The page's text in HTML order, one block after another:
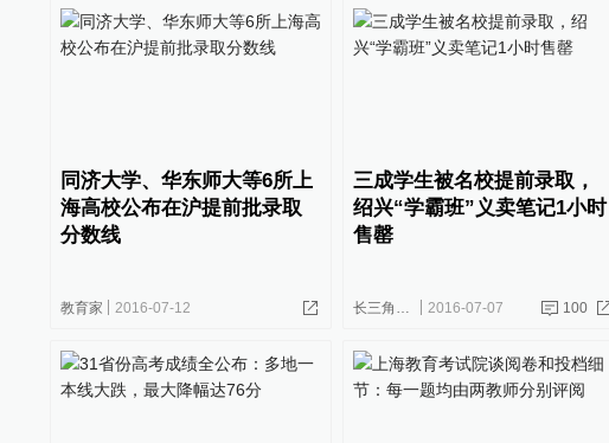
同济大学、华东师大等6所上
海高校公布在沪提前批录取
分数线
教育家 2016-07-12
三成学生被名校提前录取，
绍兴“学霸班”义卖笔记1小时
售罄
长三角政商 2016-07-07 100